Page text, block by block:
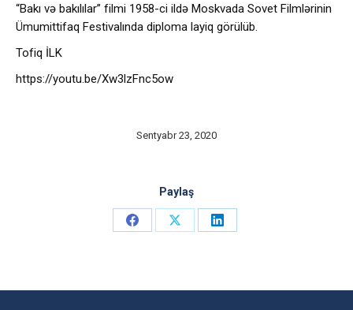
“Bakı və bakılılar” filmi 1958-ci ildə Moskvada Sovet Filmlərinin
Ümumittifaq Festivalında diploma layiq görülüb.
Tofiq İLK
https://youtu.be/Xw3lzFnc5ow
Sentyabr 23, 2020
Paylaş
Share
Share
Share